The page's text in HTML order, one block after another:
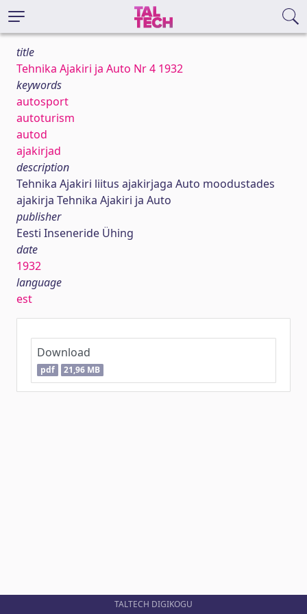
title
Tehnika Ajakiri ja Auto Nr 4 1932
keywords
autosport
autoturism
autod
ajakirjad
description
Tehnika Ajakiri liitus ajakirjaga Auto moodustades
ajakirja Tehnika Ajakiri ja Auto
publisher
Eesti Inseneride Ühing
date
1932
language
est
Download
pdf 21,96 MB
TALTECH DIGIKOGU